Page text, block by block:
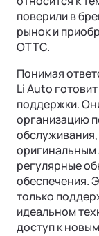
поверили в
рынок и
ОТТС.
Понимая
Li Auto
поддержки.
организацию
оригинальным
регулярные
обеспечения.
только
идеальном
доступ к